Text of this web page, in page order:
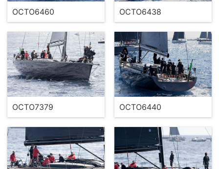
OCTO6460 OCTO6438
OCTO7379 OCTO6440